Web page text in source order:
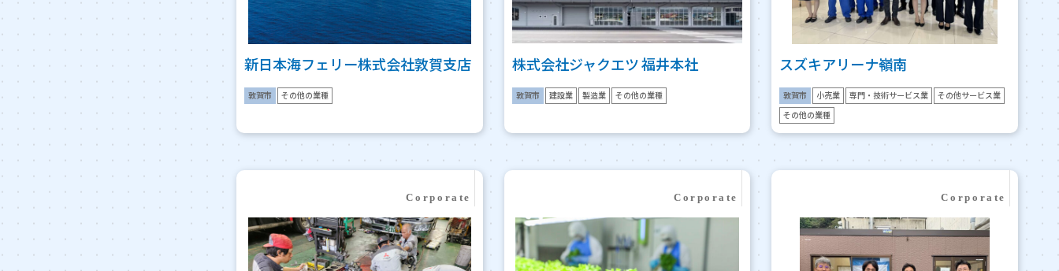
新日本海フェリー株式会社敦賀支店
敦賀市 その他の業種
株式会社ジャクエツ 福井本社
敦賀市 建設業 製造業 その他の業種
スズキアリーナ嶺南
敦賀市 小売業 専門・技術サービス業 その他サービス業
その他の業種